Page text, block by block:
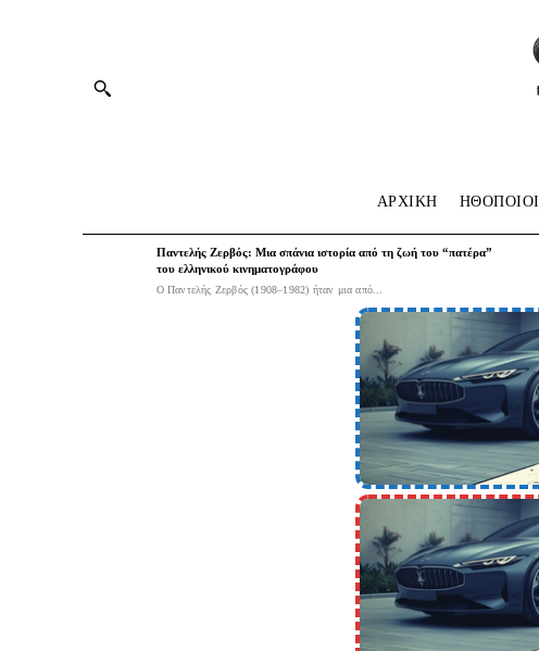
ΑΡΧΙΚΗ HΘΟΠΟΙΟΙ
Παντελής Ζερβός: Μια σπάνια ιστορία από τη ζωή του “πατέρα”
του ελληνικού κινηματογράφου
Ο Παντελής Ζερβός (1908–1982) ήταν μια από...